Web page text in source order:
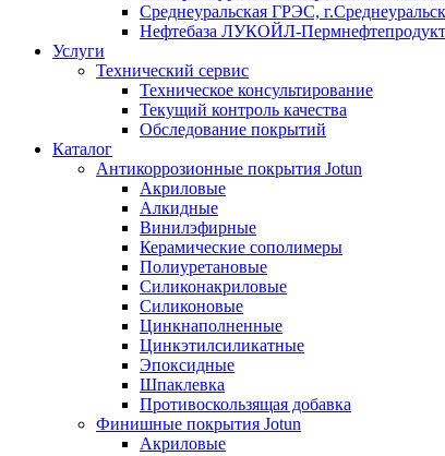
Среднеуральская ГРЭС, г.Среднеуральск
Нефтебаза ЛУКОЙЛ-Пермнефтепродукт
Услуги
Технический сервис
Техническое консультирование
Текущий контроль качества
Обследование покрытий
Каталог
Антикоррозионные покрытия Jotun
Акриловые
Алкидные
Винилэфирные
Керамические сополимеры
Полиуретановые
Силиконакриловые
Силиконовые
Цинкнаполненные
Цинкэтилсиликатные
Эпоксидные
Шпаклевка
Противоскользящая добавка
Финишные покрытия Jotun
Акриловые